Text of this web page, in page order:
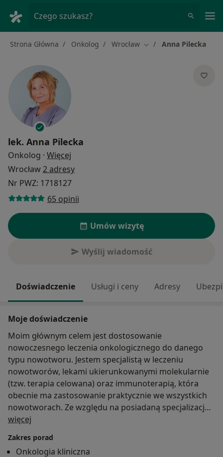
Czego szukasz?
Strona Główna Onkolog Wrocław Zmień miasto
Anna Pilecka
lek. Anna Pilecka
Onkolog · Więcej
Wrocław2 adresy
Nr PWZ: 1718127
65 opinii
Umów wizytę
Wyślij wiadomość
Doświadczenie Usługi i ceny Adresy
Moje doświadczenie
Moim głównym celem jest dostosowanie
nowoczesnego leczenia onkologicznego do danego
typu nowotworu. Jestem specjalistą w leczeniu
nowotworów, lekami ukierunkowanymi molekularnie
(tzw. terapia celowana) oraz immunoterapią, która
obecnie ma zastosowanie praktycznie we wszystkich
nowotworach. Ze względu na posiadaną specjalizację z
chorób wewnętrznych, doskonale radzę sobie z
immunoterapia jak np. niedoczynność i nadczynność
więcej
Zakres porad
Onkologia kliniczna